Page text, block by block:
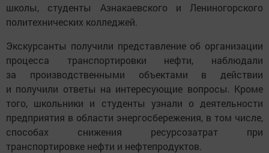
школы, студенты Азнакаевского и Лениногорского
политехнических колледжей.
Экскурсанты получили представление об организации
процесса транспортировки нефти, наблюдали
за производственными объектами в действии
и получили ответы на интересующие вопросы. Кроме
того, школьники и студенты узнали о деятельности
предприятия в области энергосбережения, в том числе,
способах снижения ресурсозатрат при
транспортировке нефти и нефтепродуктов.